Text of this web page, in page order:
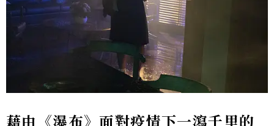
藉由《瀑布》面對疫情下一瀉千里的